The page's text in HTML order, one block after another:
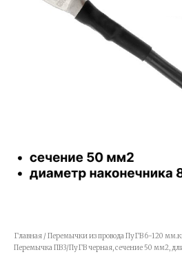
Главная /Перемычки из провода ПуГВ 6-120
Перемычка ПВ3/ПуГВ черная, сечение 50 мм2,